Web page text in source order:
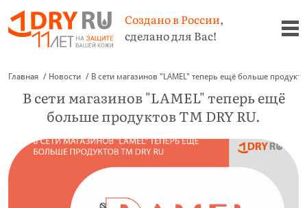
Создано в России,
сделано для Вас!
Главная Новости В сети магазинов "LAMEL" теперь ещё больше
В сети магазинов "LAMEL" теперь ещё
больше продуктов TM DRY RU.